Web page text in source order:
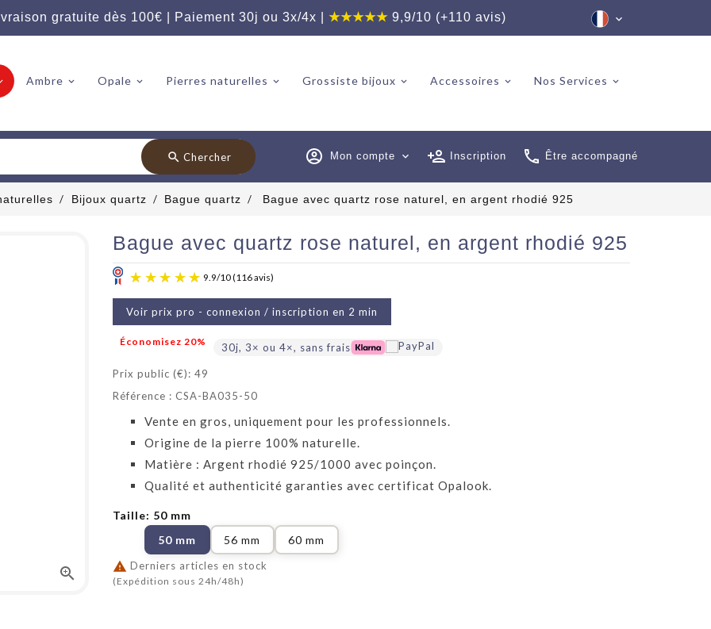
gratuite dès 100€ | Paiement 30j ou 3x/4x | ★★★★★9,9/10 (+110 avis)
Ambre Opale Pierres naturelles Grossiste bijoux Accessoires Nos Services
Être accompagné
Inscription
Mon compte expand_more
search Chercher
Bijoux quartz Bague quartz Bague avec quartz rose naturel, en argent rhodié 925

Bague avec quartz rose naturel, en argent rhodié 925
9.9/10(116 avis)
Voir prix pro - connexion / inscription en 2 min
Économisez 20% 30j, 3× ou 4×, sans frais
Prix public (€): 49
Référence : CSA-BA035-50
Vente en gros, uniquement pour les professionnels.
Origine de la pierre 100% naturelle.
Matière : Argent rhodié 925/1000 avec poinçon.
Qualité et authenticité garanties avec certificat Opalook.
Taille: 50 mm
50 mm
56 mm 60 mm
 Derniers articles en stock
(Expédition sous 24h/48h)